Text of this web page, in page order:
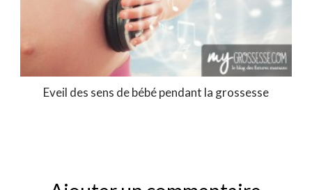
Eveil des sens de bébé pendant la grossesse